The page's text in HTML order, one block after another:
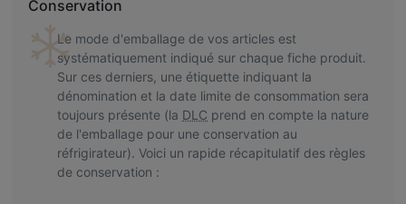
Conservation
Le mode d'emballage de vos articles est
systématiquement indiqué sur chaque fiche produit.
Sur ces derniers, une étiquette indiquant la
dénomination et la date limite de consommation sera
toujours présente (la DLC prend en compte la nature
de l'emballage pour une conservation au
réfrigirateur). Voici un rapide récapitulatif des règles
de conservation :